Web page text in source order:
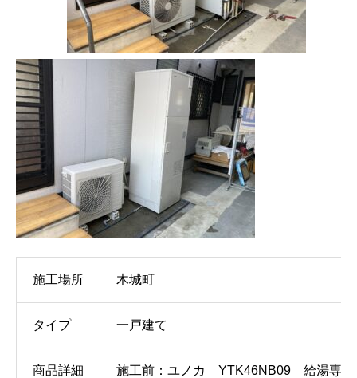
施工場所 木城町
タイプ 一戸建て
商品詳細
施工前：ユノカ YTK46NB09 給湯専用